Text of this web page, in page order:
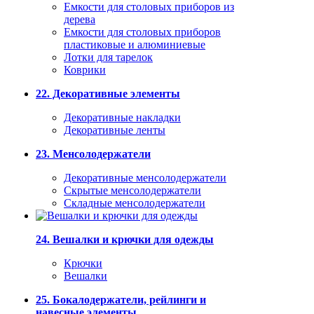
Емкости для столовых приборов из
дерева
Емкости для столовых приборов
пластиковые и алюминиевые
Лотки для тарелок
Коврики
22. Декоративные элементы
Декоративные накладки
Декоративные ленты
23. Менсолодержатели
Декоративные менсолодержатели
Скрытые менсолодержатели
Складные менсолодержатели
24. Вешалки и крючки для одежды
Крючки
Вешалки
25. Бокалодержатели, рейлинги и